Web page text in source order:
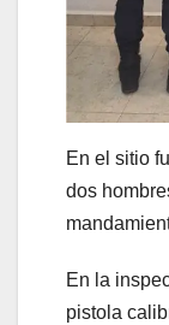
En el sitio
dos
En la
pistola